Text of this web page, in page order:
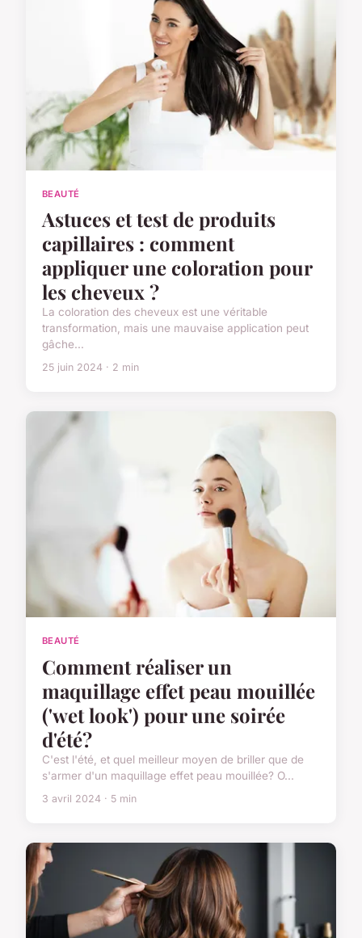
BEAUTÉ
Astuces et test de produits
capillaires : comment
appliquer une coloration pour
les cheveux ?
La coloration des cheveux est une véritable
transformation, mais une mauvaise application peut
gâche...
25 juin 2024 · 2 min
BEAUTÉ
Comment réaliser un
maquillage effet peau mouillée
('wet look') pour une soirée
d'été?
C'est l'été, et quel meilleur moyen de briller que de
s'armer d'un maquillage effet peau mouillée? O...
3 avril 2024 · 5 min